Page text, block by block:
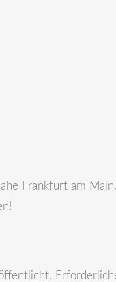
Frankfurt am